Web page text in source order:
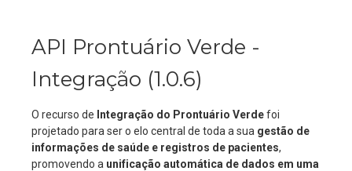
API Prontuário Verde -
Integração (1.0.6)
O recurso de Integração do Prontuário Verdefoi
projetado para ser o elo central de toda a sua gestão de
informações de saúde e registros de pacientes,
promovendo a unificação automática de dados em uma